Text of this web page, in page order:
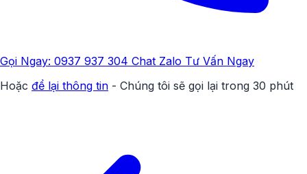
Gọi Ngay: 0937 937 304 Chat Zalo Tư Vấn Ngay
Hoặc để lại thông tin - Chúng tôi sẽ gọi lại trong 30 phút